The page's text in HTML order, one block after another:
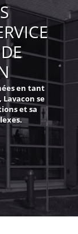
en tant
se
et sa